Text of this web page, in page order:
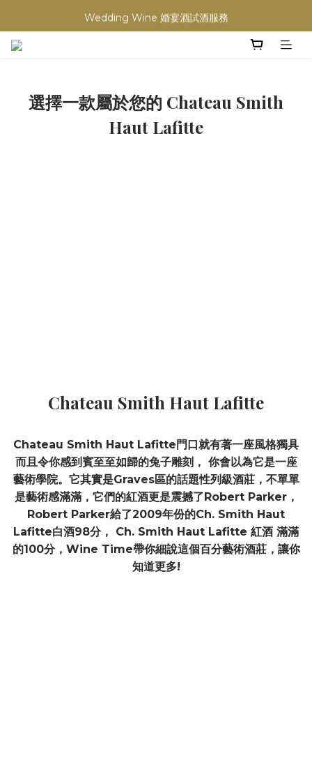
買滿任何酒類 六支 或買滿 $1200 (不限支數) 皆可享免費送貨
Wedding Wine 婚宴酒試酒服務
買滿任何酒類 六支 或買滿 $1200 (不限支數) 皆可享免費送貨
選擇一款屬於您的 Chateau Smith
Haut Lafitte
Chateau Smith Haut Lafitte
Chateau Smith Haut Lafitte門口就有著一座風格獨具
而且令你感到賓至至如歸的兔子雕刻， 你會以為它是一座
藝術學院。它其實是Graves區的話題性列級酒莊，不單單
是藝術感滿滿，它們的紅酒更是震撼了Robert Parker，
Robert Parker給了2009年份的Ch. Smith Haut
Lafitte白酒98分， Ch. Smith Haut Lafitte 紅酒 滿滿
的100分，Wine Time帶你細說這個百分藝術酒莊，讓你
知道更多!